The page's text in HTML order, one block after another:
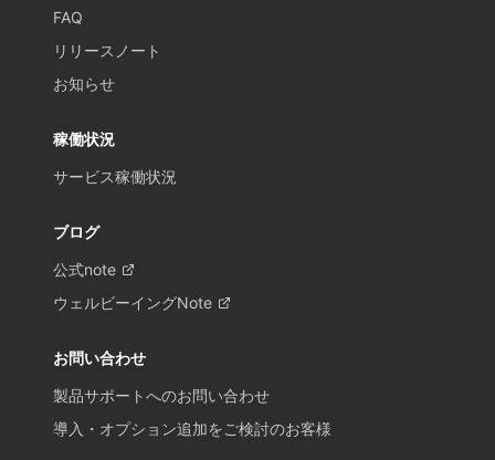
FAQ
リリースノート
お知らせ
稼働状況
サービス稼働状況
ブログ
公式note
ウェルビーイングNote
お問い合わせ
製品サポートへのお問い合わせ
導入・オプション追加をご検討のお客様